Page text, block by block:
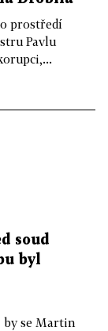
prostředí
Pavlu
soud
byl
by se Martin